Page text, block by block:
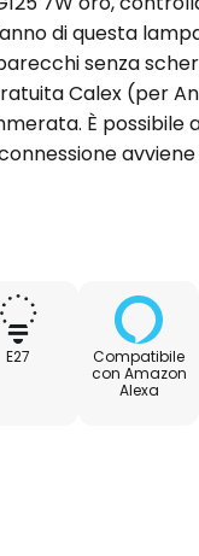
di questa
senza
Calex (per
È possibile
selezionabile
con Amazon
app o comando
E27
Compatibile
con Amazon
Alexa